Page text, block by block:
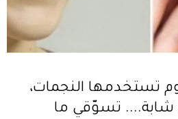
تستخدمها النجمات،
شابة.... تسوّقي ما